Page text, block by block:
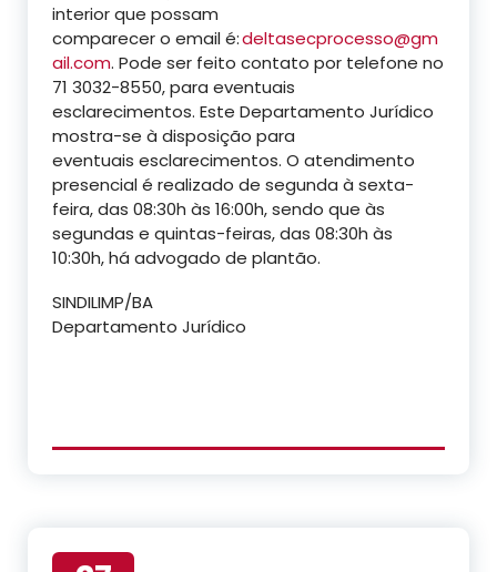
interior que possam
comparecero email é:deltasecprocesso@gm
ail.com. Pode ser feito contato por telefone no
71 3032-8550, para eventuais
esclarecimentos. Este Departamento Jurídico
mostra-se à disposição para
eventuais esclarecimentos. O atendimento
presencial é realizado de segunda à sexta-
feira, das 08:30h às 16:00h, sendo que às
segundas e quintas-feiras, das 08:30h às
10:30h, há advogado de plantão.
SINDILIMP/BA
Departamento Jurídico